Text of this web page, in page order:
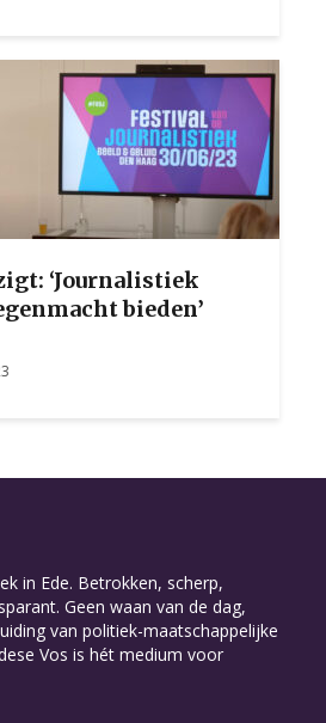
‘Journalistiek
bieden’
in Ede. Betrokken, scherp,
Geen waan van de dag,
van politiek-maatschappelijke
Vos is hét medium voor